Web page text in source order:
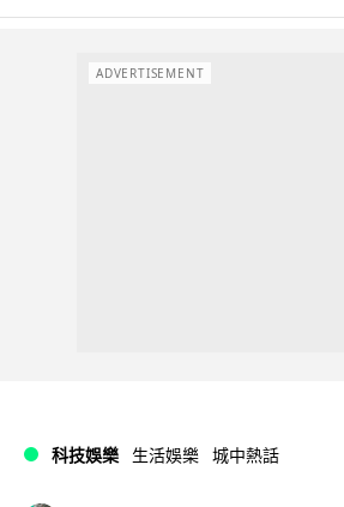
ADVERTISEMENT
科技娛樂 生活娛樂 城中熱話